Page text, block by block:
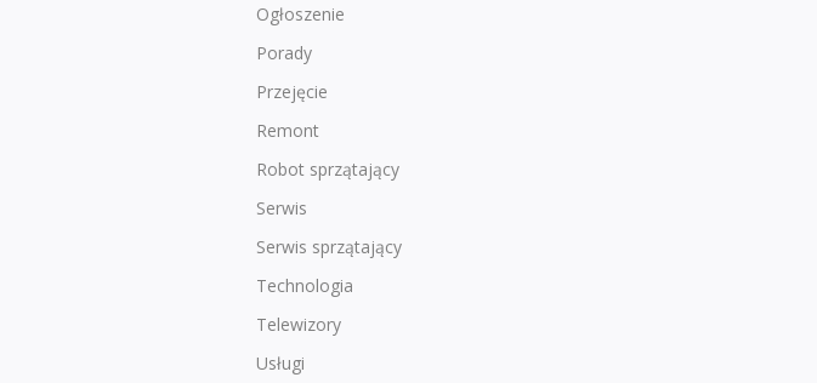
Ogłoszenie
Porady
Przejęcie
Remont
Robot sprzątający
Serwis
Serwis sprzątający
Technologia
Telewizory
Usługi